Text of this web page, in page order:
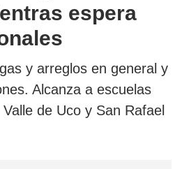
espera
y arreglos en general y
Alcanza a escuelas
de Uco y San Rafael